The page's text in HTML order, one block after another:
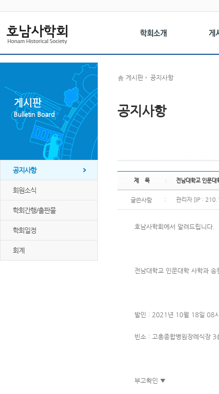
게시판
Bulletin Board
공지사항
회원소식
학회간행/출판물
학회일정
회계
게시판 공지사항
공지사항
제 목 전남대학교 인문대
글쓴사람 : 관리자 [IP :
호남사학회에서 알려드립니다.
전남대학교 인문대학 사학과
발인 : 2021년 10월 18일 08
빈소 : 고흥종합병원장례식장 3
부고확인 ▼